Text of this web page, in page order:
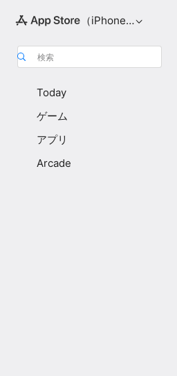
（iPhone向け）
検索
Today
ゲーム
アプリ
Arcade